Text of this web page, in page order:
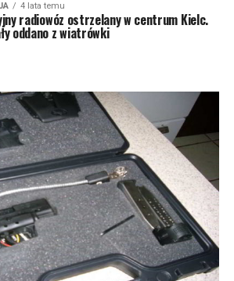
4 lata temu
radiowóz ostrzelany w centrum Kielc.
oddano z wiatrówki